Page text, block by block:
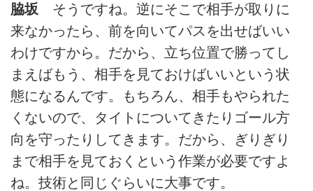
脇坂 そうですね。逆にそこで相手が取りに
来なかったら、前を向いてパスを出せばいい
わけですから。だから、立ち位置で勝ってし
まえばもう、相手を見ておけばいいという状
態になるんです。もちろん、相手もやられた
くないので、タイトについてきたりゴール方
向を守ったりしてきます。だから、ぎりぎり
まで相手を見ておくという作業が必要ですよ
ね。技術と同じぐらいに大事です。